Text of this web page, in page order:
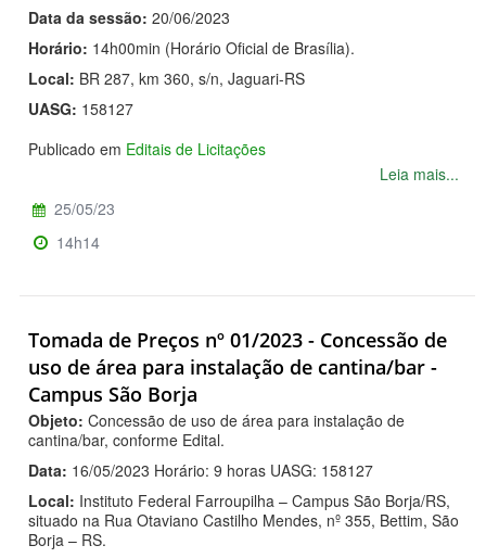
Data da sessão: 20/06/2023
Horário: 14h00min (Horário Oficial de Brasília).
Local: BR 287, km 360, s/n, Jaguari-RS
UASG: 158127
Publicado em Editais de Licitações
Leia mais...
25/05/23
14h14
Tomada de Preços nº 01/2023 - Concessão de
uso de área para instalação de cantina/bar -
Campus São Borja
Objeto: Concessão de uso de área para instalação de
cantina/bar, conforme Edital.
Data: 16/05/2023 Horário: 9 horas UASG: 158127
Local: Instituto Federal Farroupilha – Campus São Borja/RS,
situado na Rua Otaviano Castilho Mendes, nº 355, Bettim, São
Borja – RS.